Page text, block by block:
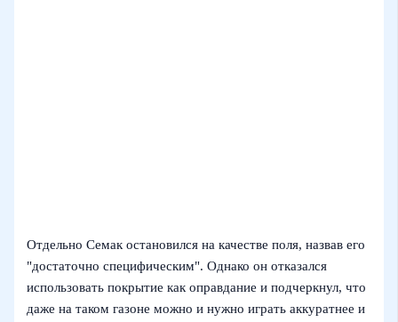
Отдельно Семак остановился на качестве поля, назвав его
"достаточно специфическим". Однако он отказался
использовать покрытие как оправдание и подчеркнул, что
даже на таком газоне можно и нужно играть аккуратнее и